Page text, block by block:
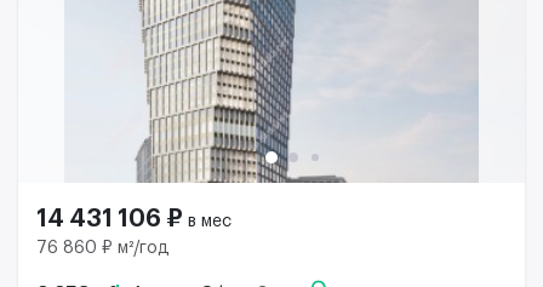
14 431 106 ₽ в мес
76 860 ₽ м²/год